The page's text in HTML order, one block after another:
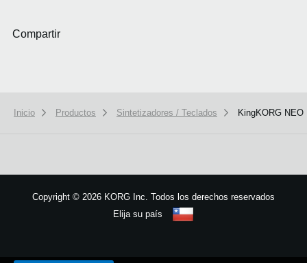
Compartir
Inicio Productos Sintetizadores / Teclados KingKORG NEO
Copyright © 2026 KORG Inc. Todos los derechos reservados
Elija su país